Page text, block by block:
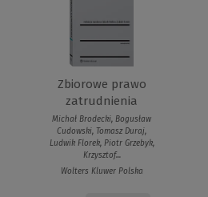
Zbiorowe prawo
zatrudnienia
Michał Brodecki, Bogusław
Cudowski, Tomasz Duraj,
Ludwik Florek, Piotr Grzebyk,
Krzysztof...
Wolters Kluwer Polska